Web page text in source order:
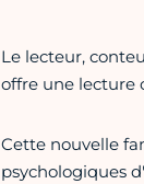
Le lecteur,
offre une lecture
Cette nouvelle
psychologiques